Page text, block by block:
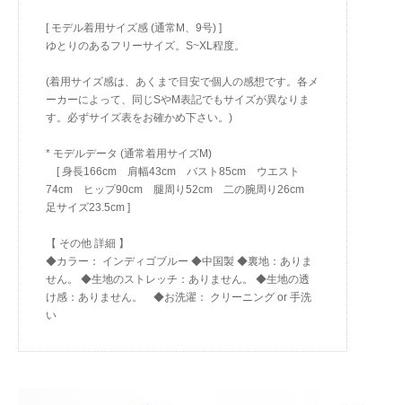
[ モデル着用サイズ感 (通常M、9号) ]
ゆとりのあるフリーサイズ。S~XL程度。
(着用サイズ感は、あくまで目安で個人の感想です。各メ
ーカーによって、同じSやM表記でもサイズが異なりま
す。必ずサイズ表をお確かめ下さい。)
* モデルデータ (通常着用サイズM)
[ 身長166cm 肩幅43cm バスト85cm ウエスト
74cm ヒップ90cm 腿周り52cm 二の腕周り26cm
足サイズ23.5cm ]
【 その他 詳細 】
◆カラー： インディゴブルー ◆中国製 ◆裏地：ありま
せん。 ◆生地のストレッチ：ありません。 ◆生地の透
け感：ありません。 ◆お洗濯： クリーニング or 手洗
い